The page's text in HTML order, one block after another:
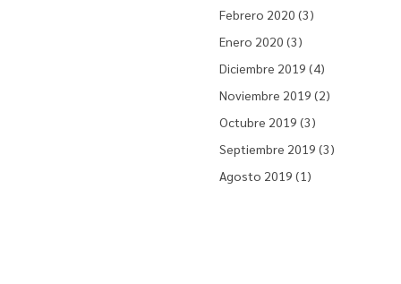
Febrero 2020 (3)
Enero 2020 (3)
Diciembre 2019 (4)
Noviembre 2019 (2)
Octubre 2019 (3)
Septiembre 2019 (3)
Agosto 2019 (1)